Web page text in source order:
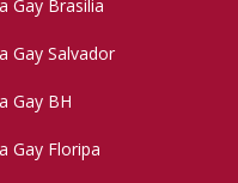
Gay Brasilia
Gay Salvador
Gay BH
Gay Floripa